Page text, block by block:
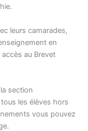
leurs camarades,
en
au Brevet
section
les élèves hors
vous pouvez